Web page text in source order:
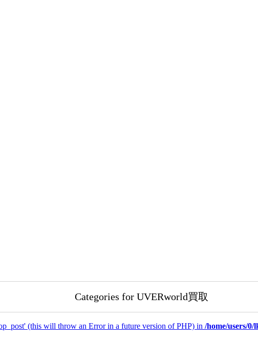
Categories for UVERworld買取
(this will throw an Error in a future version of PHP) in /home/users/